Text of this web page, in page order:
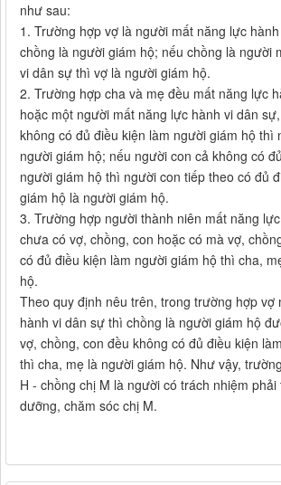
như sau:
1. Trường hợp vợ là người mất năng lực
chồng là người giám hộ; nếu chồng là người
vi dân sự thì vợ là người giám hộ.
2. Trường hợp cha và mẹ đều mất năng lực
hoặc một người mất năng lực hành vi dân
không có đủ điều kiện làm người giám hộ thì
người giám hộ; nếu người con cả không có
người giám hộ thì người con tiếp theo có đủ
giám hộ là người giám hộ.
3. Trường hợp người thành niên mất năng
chưa có vợ, chồng, con hoặc có mà vợ,
có đủ điều kiện làm người giám hộ thì cha,
hộ.
Theo quy định nêu trên, trong trường hợp vợ
hành vi dân sự thì chồng là người giám hộ
vợ, chồng, con đều không có đủ điều kiện
thì cha, mẹ là người giám hộ. Như vậy,
H - chồng chị M là người có trách nhiệm
dưỡng, chăm sóc chị M.